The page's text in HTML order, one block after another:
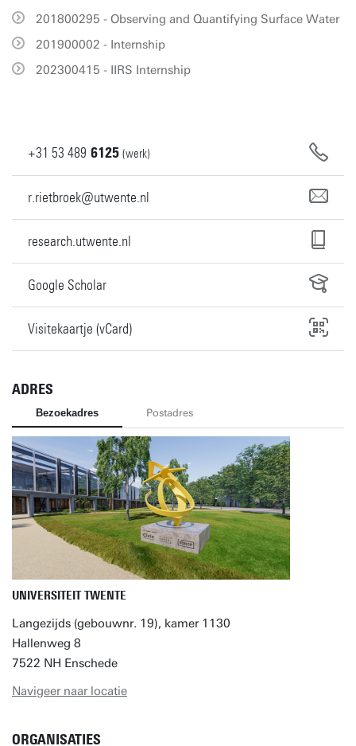
201800295 - Observing and Quantifying Surface Water
201900002 - Internship
202300415 - IIRS Internship
+31 53 489 6125 (werk)
r.rietbroek@utwente.nl
research.utwente.nl
Google Scholar
Visitekaartje (vCard)
ADRES
Bezoekadres Postadres
UNIVERSITEIT TWENTE
Langezijds (gebouwnr. 19), kamer 1130
Hallenweg 8
7522 NH Enschede
Navigeer naar locatie
ORGANISATIES